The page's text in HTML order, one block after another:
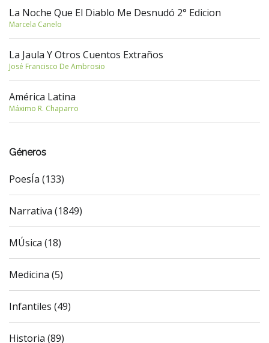
La Noche Que El Diablo Me Desnudó 2° Edicion
Marcela Canelo
La Jaula Y Otros Cuentos Extraños
José Francisco De Ambrosio
América Latina
Máximo R. Chaparro
Géneros
PoesÍa (133)
Narrativa (1849)
MÚsica (18)
Medicina (5)
Infantiles (49)
Historia (89)